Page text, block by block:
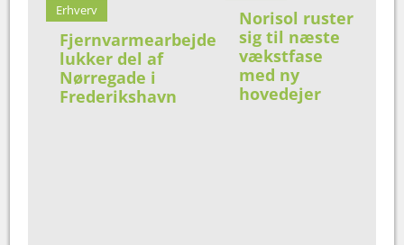
Erhverv
Fjernvarmearbejde
lukker del af
Nørregade i
Frederikshavn
Norisol ruster
sig til næste
vækstfase
med ny
hovedejer